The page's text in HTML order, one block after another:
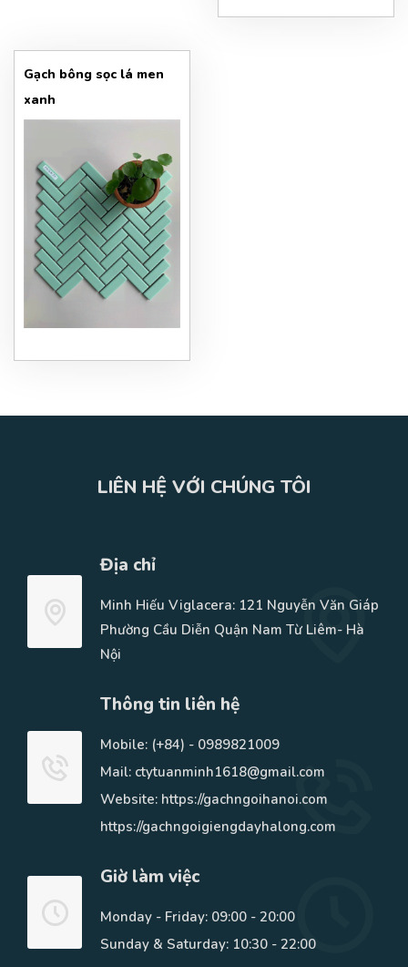
Gạch bông sọc lá men
xanh
LIÊN HỆ VỚI CHÚNG TÔI
Địa chỉ
Minh Hiếu Viglacera: 121 Nguyễn Văn Giáp
Phường Cầu Diễn Quận Nam Từ Liêm- Hà
Nội
Thông tin liên hệ
Mobile: (+84) - 0989821009
Mail: ctytuanminh1618@gmail.com
Website: https://gachngoihanoi.com
https://gachngoigiengdayhalong.com
Giờ làm việc
Monday - Friday: 09:00 - 20:00
Sunday & Saturday: 10:30 - 22:00